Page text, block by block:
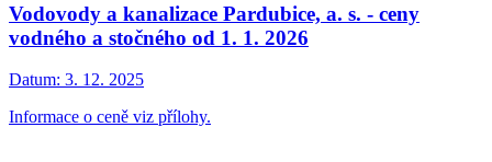
Vodovody a kanalizace Pardubice, a. s. - ceny
vodného a stočného od 1. 1. 2026
Datum: 3. 12. 2025
Informace o ceně viz přílohy.